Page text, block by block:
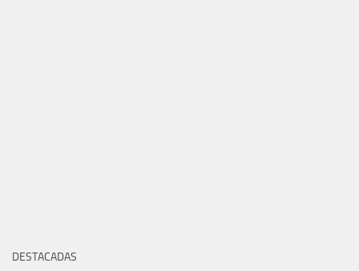
DESTACADAS